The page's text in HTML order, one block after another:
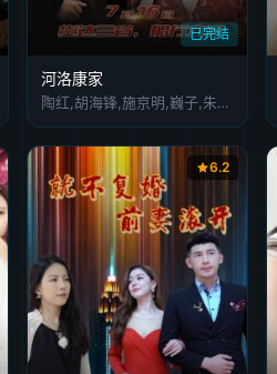
已完结
河洛康家
陶红,胡海锋,施京明,巍子,朱婷,刘旭
6.2